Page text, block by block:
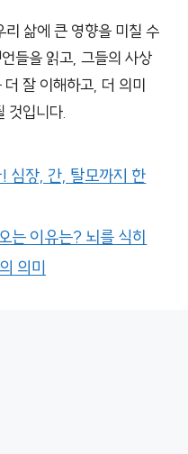
삶에 큰 영향을 미칠 수
들을 읽고, 그들의 사상
잘 이해하고, 더 의미
것입니다.
심장, 간, 탈모까지 한
는 이유는? 뇌를 식히
의미